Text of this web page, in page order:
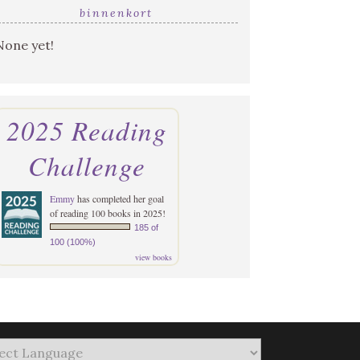
binnenkort
yet!
2025 Reading
Challenge
Emmyhas completed her goal
of reading 100 books in 2025!
185 of
100 (100%)
view books